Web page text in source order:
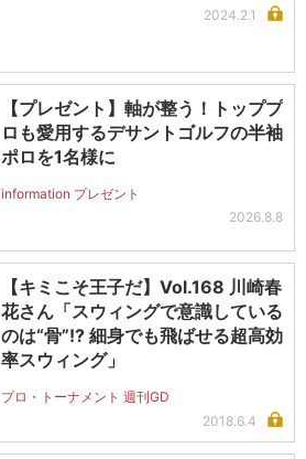
2024.2.1
【プレゼント】軸が整う！トッププ
ロも愛用するデサントゴルフの半袖
ポロを1名様に
information プレゼント
2026.8.8
【キミこそ王子だ】Vol.168 川崎春
花さん「スウィングで意識している
のは“骨”!? 細身でも飛ばせる超高効
率スウィング」
プロ・トーナメント 週刊GD
2018.6.4